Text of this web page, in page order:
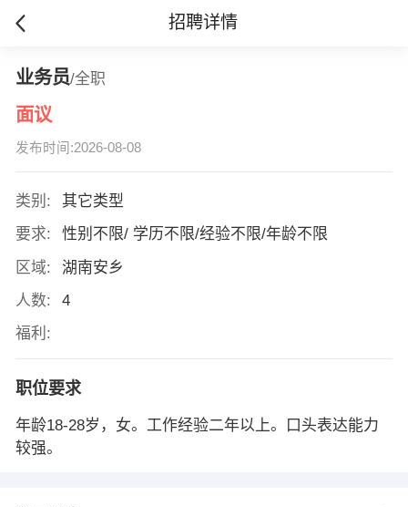
招聘详情
业务员/全职
面议
发布时间:2026-08-08
类别:
其它类型
要求:
性别不限/ 学历不限/经验不限/年龄不限
区域:
湖南安乡
人数:
4
福利:
职位要求
年龄18-28岁，女。工作经验二年以上。口头表达能力
较强。